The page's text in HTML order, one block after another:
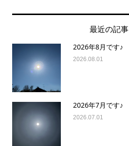
最近の記事
2026年8月です♪
2026.08.01
2026年7月です♪
2026.07.01